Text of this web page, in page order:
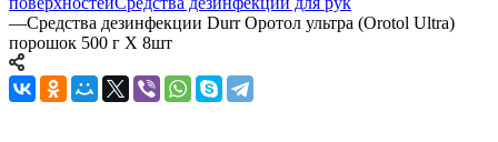
—Средства дезинфекции Durr Оротол ультра (Orotol Ultra)
порошок 500 г X 8шт